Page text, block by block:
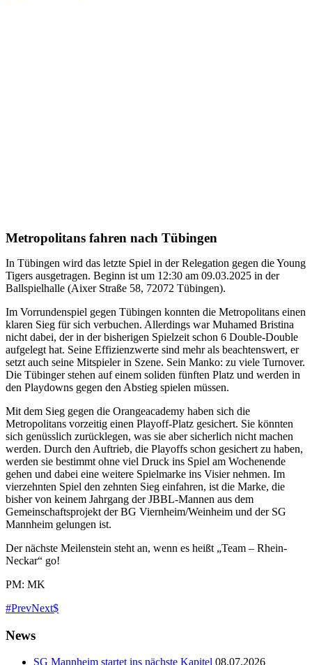
Metropolitans fahren nach Tübingen
In Tübingen wird das letzte Spiel in der Relegation gegen die Young
Tigers ausgetragen. Beginn ist um 12:30 am 09.03.2025 in der
Ballspielhalle (Aixer Straße 58, 72072 Tübingen).
Im Vorrundenspiel gegen Tübingen konnten die Metropolitans einen
klaren Sieg für sich verbuchen. Allerdings war Muhamed Bristina
nicht dabei, der in der bisherigen Spielzeit schon 6 Double-Double
aufgelegt hat. Seine Effizienzwerte sind mehr als beachtenswert, er
setzt auch seine Mitspieler in Szene. Sein Manko: zu viele Turnover.
Die Tübinger stehen auf einem soliden fünften Platz und werden in
den Playdowns gegen den Abstieg spielen müssen.
Mit dem Sieg gegen die Orangeacademy haben sich die
Metropolitans vorzeitig einen Playoff-Platz gesichert. Sie könnten
sich genüsslich zurücklegen, was sie aber sicherlich nicht machen
werden. Durch den Auftrieb, die Playoffs schon gesichert zu haben,
werden sie bestimmt ohne viel Druck ins Spiel am Wochenende
gehen und dabei eine weitere Spielmarke ins Visier nehmen. Im
vierzehnten Spiel den zehnten Sieg einfahren, ist die Marke, die
bisher von keinem Jahrgang der JBBL-Mannen aus dem
Gemeinschaftsprojekt der BG Viernheim/Weinheim und der SG
Mannheim gelungen ist.
Der nächste Meilenstein steht an, wenn es heißt „Team – Rhein-
Neckar“ go!
PM: MK
PrevNext
News
SG Mannheim startet ins nächste Kapitel 08.07.2026